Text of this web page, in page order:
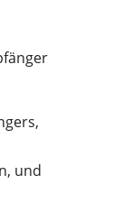
und